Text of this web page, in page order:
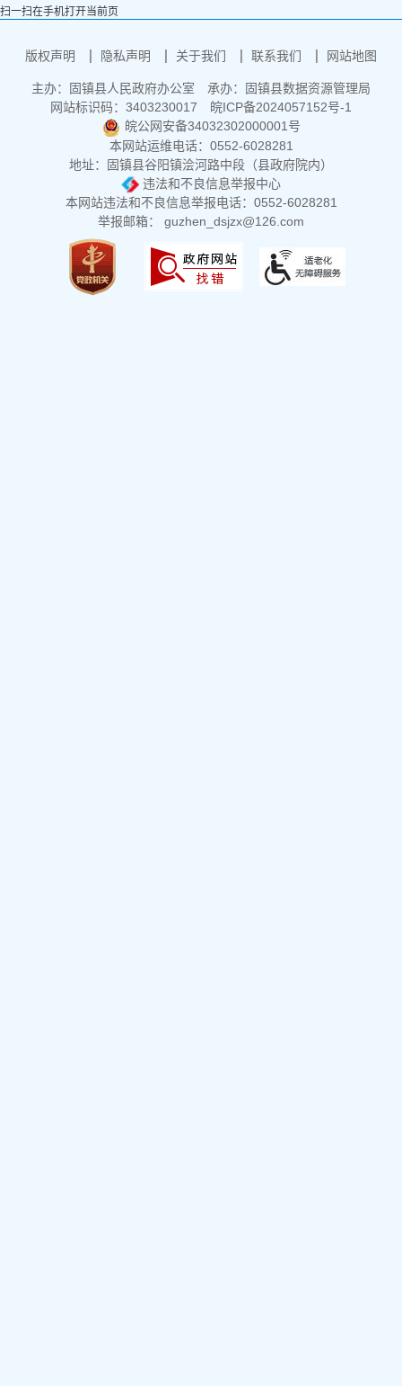
扫一扫在手机打开当前页
版权声明 隐私声明 关于我们 联系我们 网站地图
主办：固镇县人民政府办公室
承办：固镇县数据资源管理局
网站标识码：3403230017
皖ICP备2024057152号-1
皖公网安备34032302000001号
本网站运维电话：0552-6028281
地址：固镇县谷阳镇浍河路中段（县政府院内）
违法和不良信息举报中心
本网站违法和不良信息举报电话：0552-6028281
举报邮箱： guzhen_dsjzx@126.com